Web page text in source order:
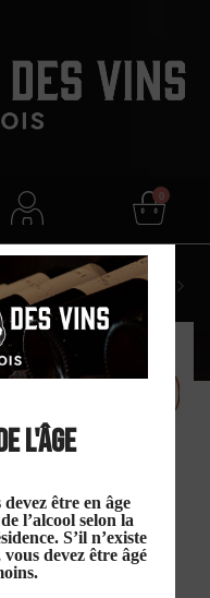
l'âge
être en âge
l’alcool selon la
S’il n’existe
devez être âgé
0
AOP Minervois
2011